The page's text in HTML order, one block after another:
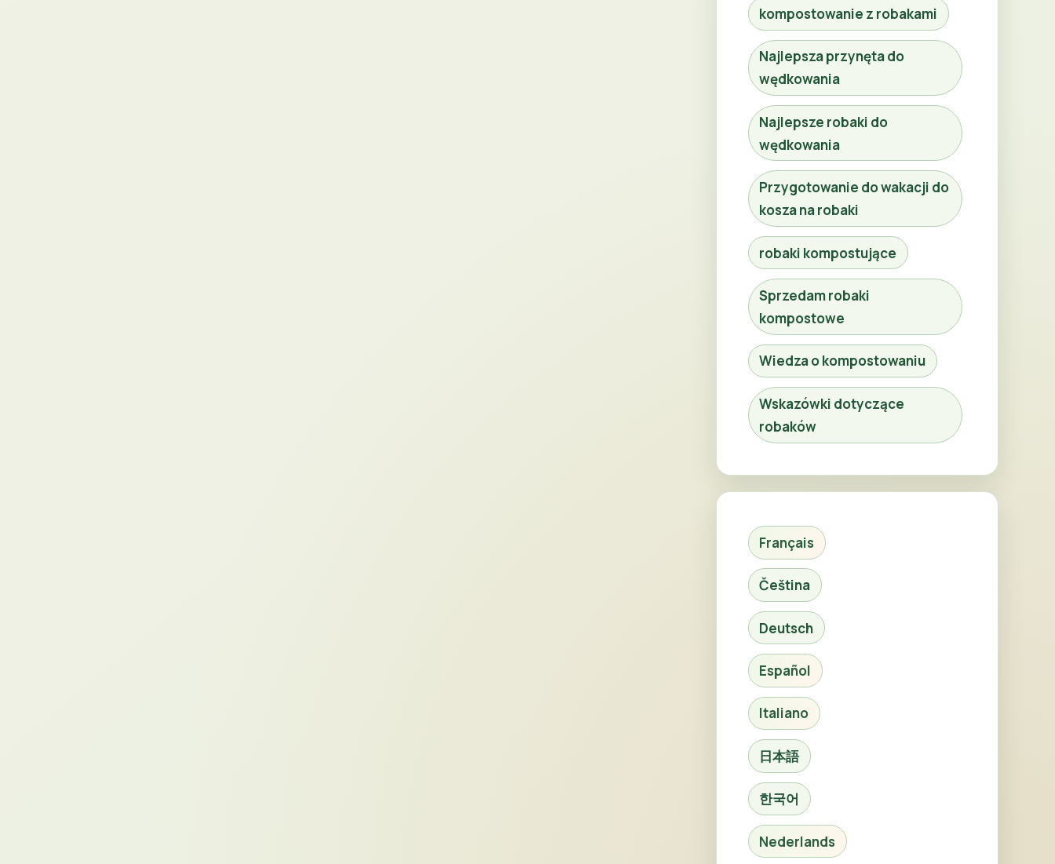
kompostowanie z robakami
Najlepsza przynęta do
wędkowania
Najlepsze robaki do
wędkowania
Przygotowanie do wakacji do
kosza na robaki
robaki kompostujące
Sprzedam robaki
kompostowe
Wiedza o kompostowaniu
Wskazówki dotyczące
robaków
Français
Čeština
Deutsch
Español
Italiano
日本語
한국어
Nederlands